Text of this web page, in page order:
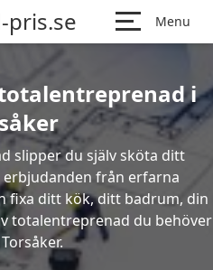
pris.se Menu
i
slipper du själv sköta ditt
från erfarna
fixa ditt kök, ditt badrum, din
totalentreprenad du behöver